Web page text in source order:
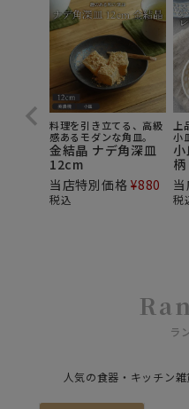
料理を引き立てる、高級
感あるモダンな角皿。
金結晶 ナデ角深皿
12cm
当店特別価格 ¥880
税込
上
小
柄
税
ラ
人気の食器・キッチン